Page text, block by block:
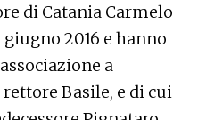
di Catania Carmelo
2016 e hanno
a
Basile, e di cui